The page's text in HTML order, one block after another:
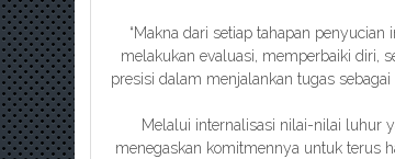
“Makna dari setiap tahapan
melakukan evaluasi, memperbaiki diri,
presisi dalam menjalankan tugas
Melalui internalisasi nilai-nilai luhur
menegaskan komitmennya untuk terus